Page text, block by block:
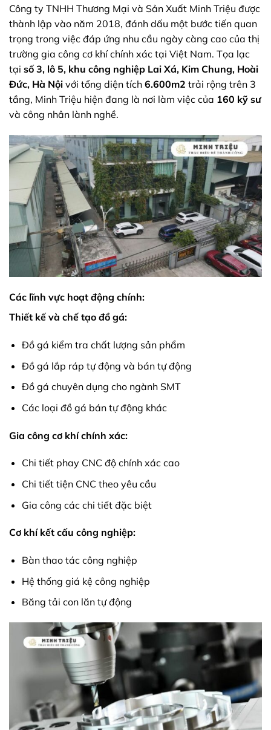
Công ty TNHH Thương Mại và Sản Xuất Minh Triệu được
thành lập vào năm 2018, đánh dấu một bước tiến quan
trọng trong việc đáp ứng nhu cầu ngày càng cao của thị
trường gia công cơ khí chính xác tại Việt Nam. Tọa lạc
tại số 3, lô 5, khu công nghiệp Lai Xá, Kim Chung, Hoài
Đức, Hà Nội với tổng diện tích 6.600m2 trải rộng trên 3
tầng, Minh Triệu hiện đang là nơi làm việc của 160 kỹ sư
và công nhân lành nghề.
Các lĩnh vực hoạt động chính:
Thiết kế và chế tạo đồ gá:
Đồ gá kiểm tra chất lượng sản phẩm
Đồ gá lắp ráp tự động và bán tự động
Đồ gá chuyên dụng cho ngành SMT
Các loại đồ gá bán tự động khác
Gia công cơ khí chính xác:
Chi tiết phay CNC độ chính xác cao
Chi tiết tiện CNC theo yêu cầu
Gia công các chi tiết đặc biệt
Cơ khí kết cấu công nghiệp:
Bàn thao tác công nghiệp
Hệ thống giá kệ công nghiệp
Băng tải con lăn tự động